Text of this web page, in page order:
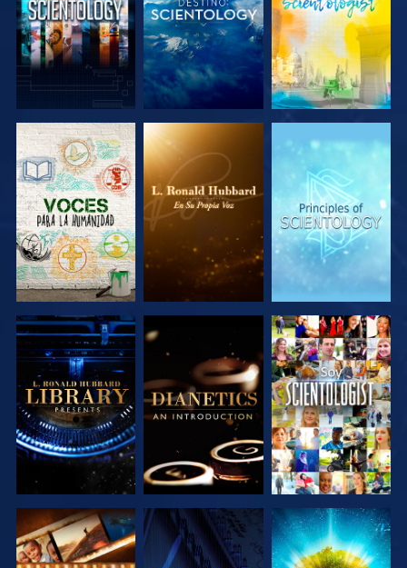
EXPLORA LAS
SERIES
EXPLORA LAS
SERIES
EXPLORA LAS
SERIES
EXPLORA LAS
SERIES
EXPLORA LAS
SERIES
VE
EXPLORA LAS
VE
EXPLORA LAS